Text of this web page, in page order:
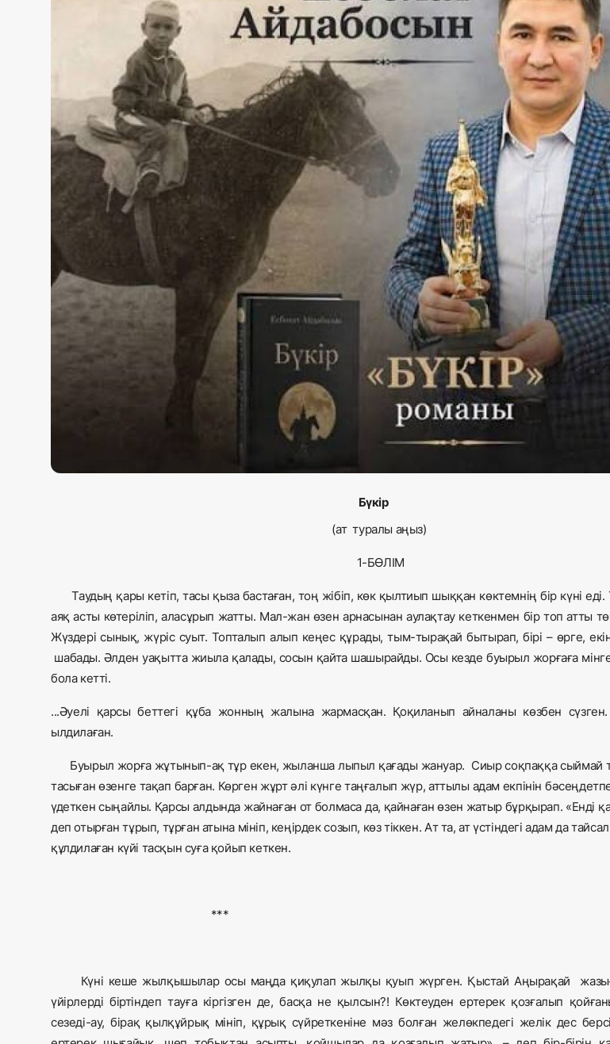
Журналистік зерттеу
Қазақ тілі
Бүкір
(ат туралы аңыз)
1-БӨЛІМ
Таудың қары кетіп, тасы қыза бастаған, тоң жібіп, көк қылтиып шыққан көктемнің бір күні еді.
аяқ асты көтеріліп, аласұрып жатты. Мал-жан өзен арнасынан аулақтау кеткенмен бір топ атты
Жүздері сынық, жүріс суыт. Топталып алып кеңес құрады, тым-тырақай бытырап, бірі – өрге,
шабады. Әлден уақытта жиыла қалады, сосын қайта шашырайды. Осы кезде буырыл жорғаға
бола кетті.
...Әуелі қарсы беттегі құба жонның жалына жармасқан. Қоқиланып айналаны көзбен
ылдилаған.
Буырыл жорға жұтынып-ақ тұр екен, жыланша лыпыл қағады жануар. Сиыр соқпаққа сыймай
тасыған өзенге тақап барған. Көрген жұрт әлі күнге таңғалып жүр, аттылы адам екпінін
үдеткен сыңайлы. Қарсы алдында жайнаған от болмаса да, қайнаған өзен жатыр бұрқырап. «Енді
деп отырған тұрып, тұрған атына мініп, кеңірдек созып, көз тіккен. Ат та, ат үстіндегі адам да
құлдилаған күйі тасқын суға қойып кеткен.
***
Күні кеше жылқышылар осы маңда қиқулап жылқы қуып жүрген. Қыстай Аңырақай
үйірлерді біртіндеп тауға кіргізген де, басқа не қылсын?! Көктеуден ертерек қозғалып
сезеді-ау, бірақ қылқұйрық мініп, құрық сүйреткеніне мәз болған желөкпедегі желік дес